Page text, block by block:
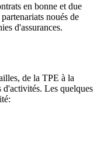
en bonne et due
noués de
d'assurances.
de la TPE à la
d'activités. Les quelques